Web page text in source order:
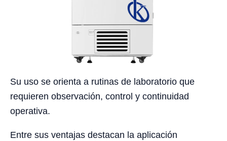
Su uso se orienta a rutinas de laboratorio que
requieren observación, control y continuidad
operativa.
Entre sus ventajas destacan la aplicación